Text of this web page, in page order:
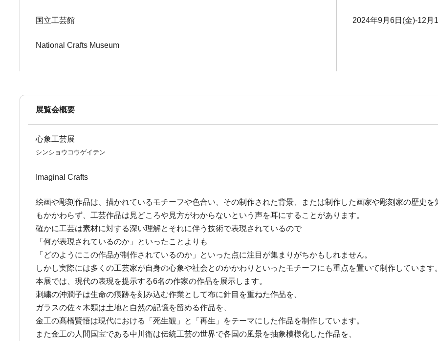
国立工芸館
National Crafts Museum
2024年9月6日(金)-12月
展覧会概要
心象工芸展
シンショウコウゲイテン
Imaginal Crafts
絵画や彫刻作品は、描かれているモチーフや色合い、その制作された背景、または制作した画家や彫刻家の歴史
もかかわらず、工芸作品は見どころや見方がわからないという声を耳にすることがあります。
確かに工芸は素材に対する深い理解とそれに伴う技術で表現されているので
「何が表現されているのか」といったことよりも
「どのようにこの作品が制作されているのか」といった点に注目が集まりがちかもしれません。
しかし実際には多くの工芸家が自身の心象や社会とのかかわりといったモチーフにも重点を置いて制作しています
本展では、現代の表現を提示する6名の作家の作品を展示します。
刺繍の沖潤子は生命の痕跡を刻み込む作業として布に針目を重ねた作品を、
ガラスの佐々木類は土地と自然の記憶を留める作品を、
金工の髙橋賢悟は現代における「死生観」と「再生」をテーマにした作品を制作しています。
また金工の人間国宝である中川衛は伝統工芸の世界で各国の風景を抽象模様化した作品を、